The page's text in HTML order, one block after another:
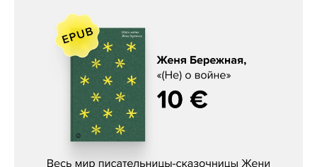
Женя Бережная, «(Не) о войне»